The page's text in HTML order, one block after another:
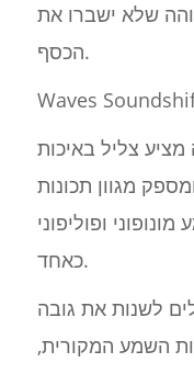
שלא ישברו את
הכסף.
מציע צליל באיכות
מגוון תכונות
ופוליפוני
כאחד.
לשנות את גובה
השמע המקורית,